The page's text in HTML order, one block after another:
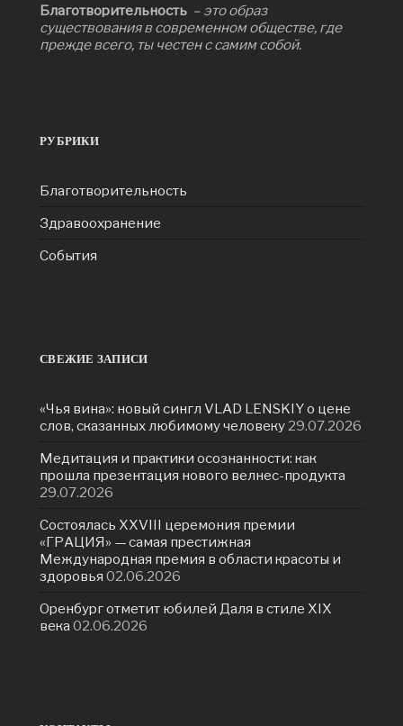
Благотворительность – это образ
существования в современном обществе, где
прежде всего, ты честен с самим собой.
РУБРИКИ
Благотворительность
Здравоохранение
События
СВЕЖИЕ ЗАПИСИ
«Чья вина»: новый сингл VLAD LENSKIY о цене
слов, сказанных любимому человеку 29.07.2026
Медитация и практики осознанности: как
прошла презентация нового велнес-продукта
29.07.2026
Состоялась ХXVIII церемония премии
«ГРАЦИЯ» — самая престижная
Международная премия в области красоты и
здоровья 02.06.2026
Оренбург отметит юбилей Даля в стиле XIX
века 02.06.2026